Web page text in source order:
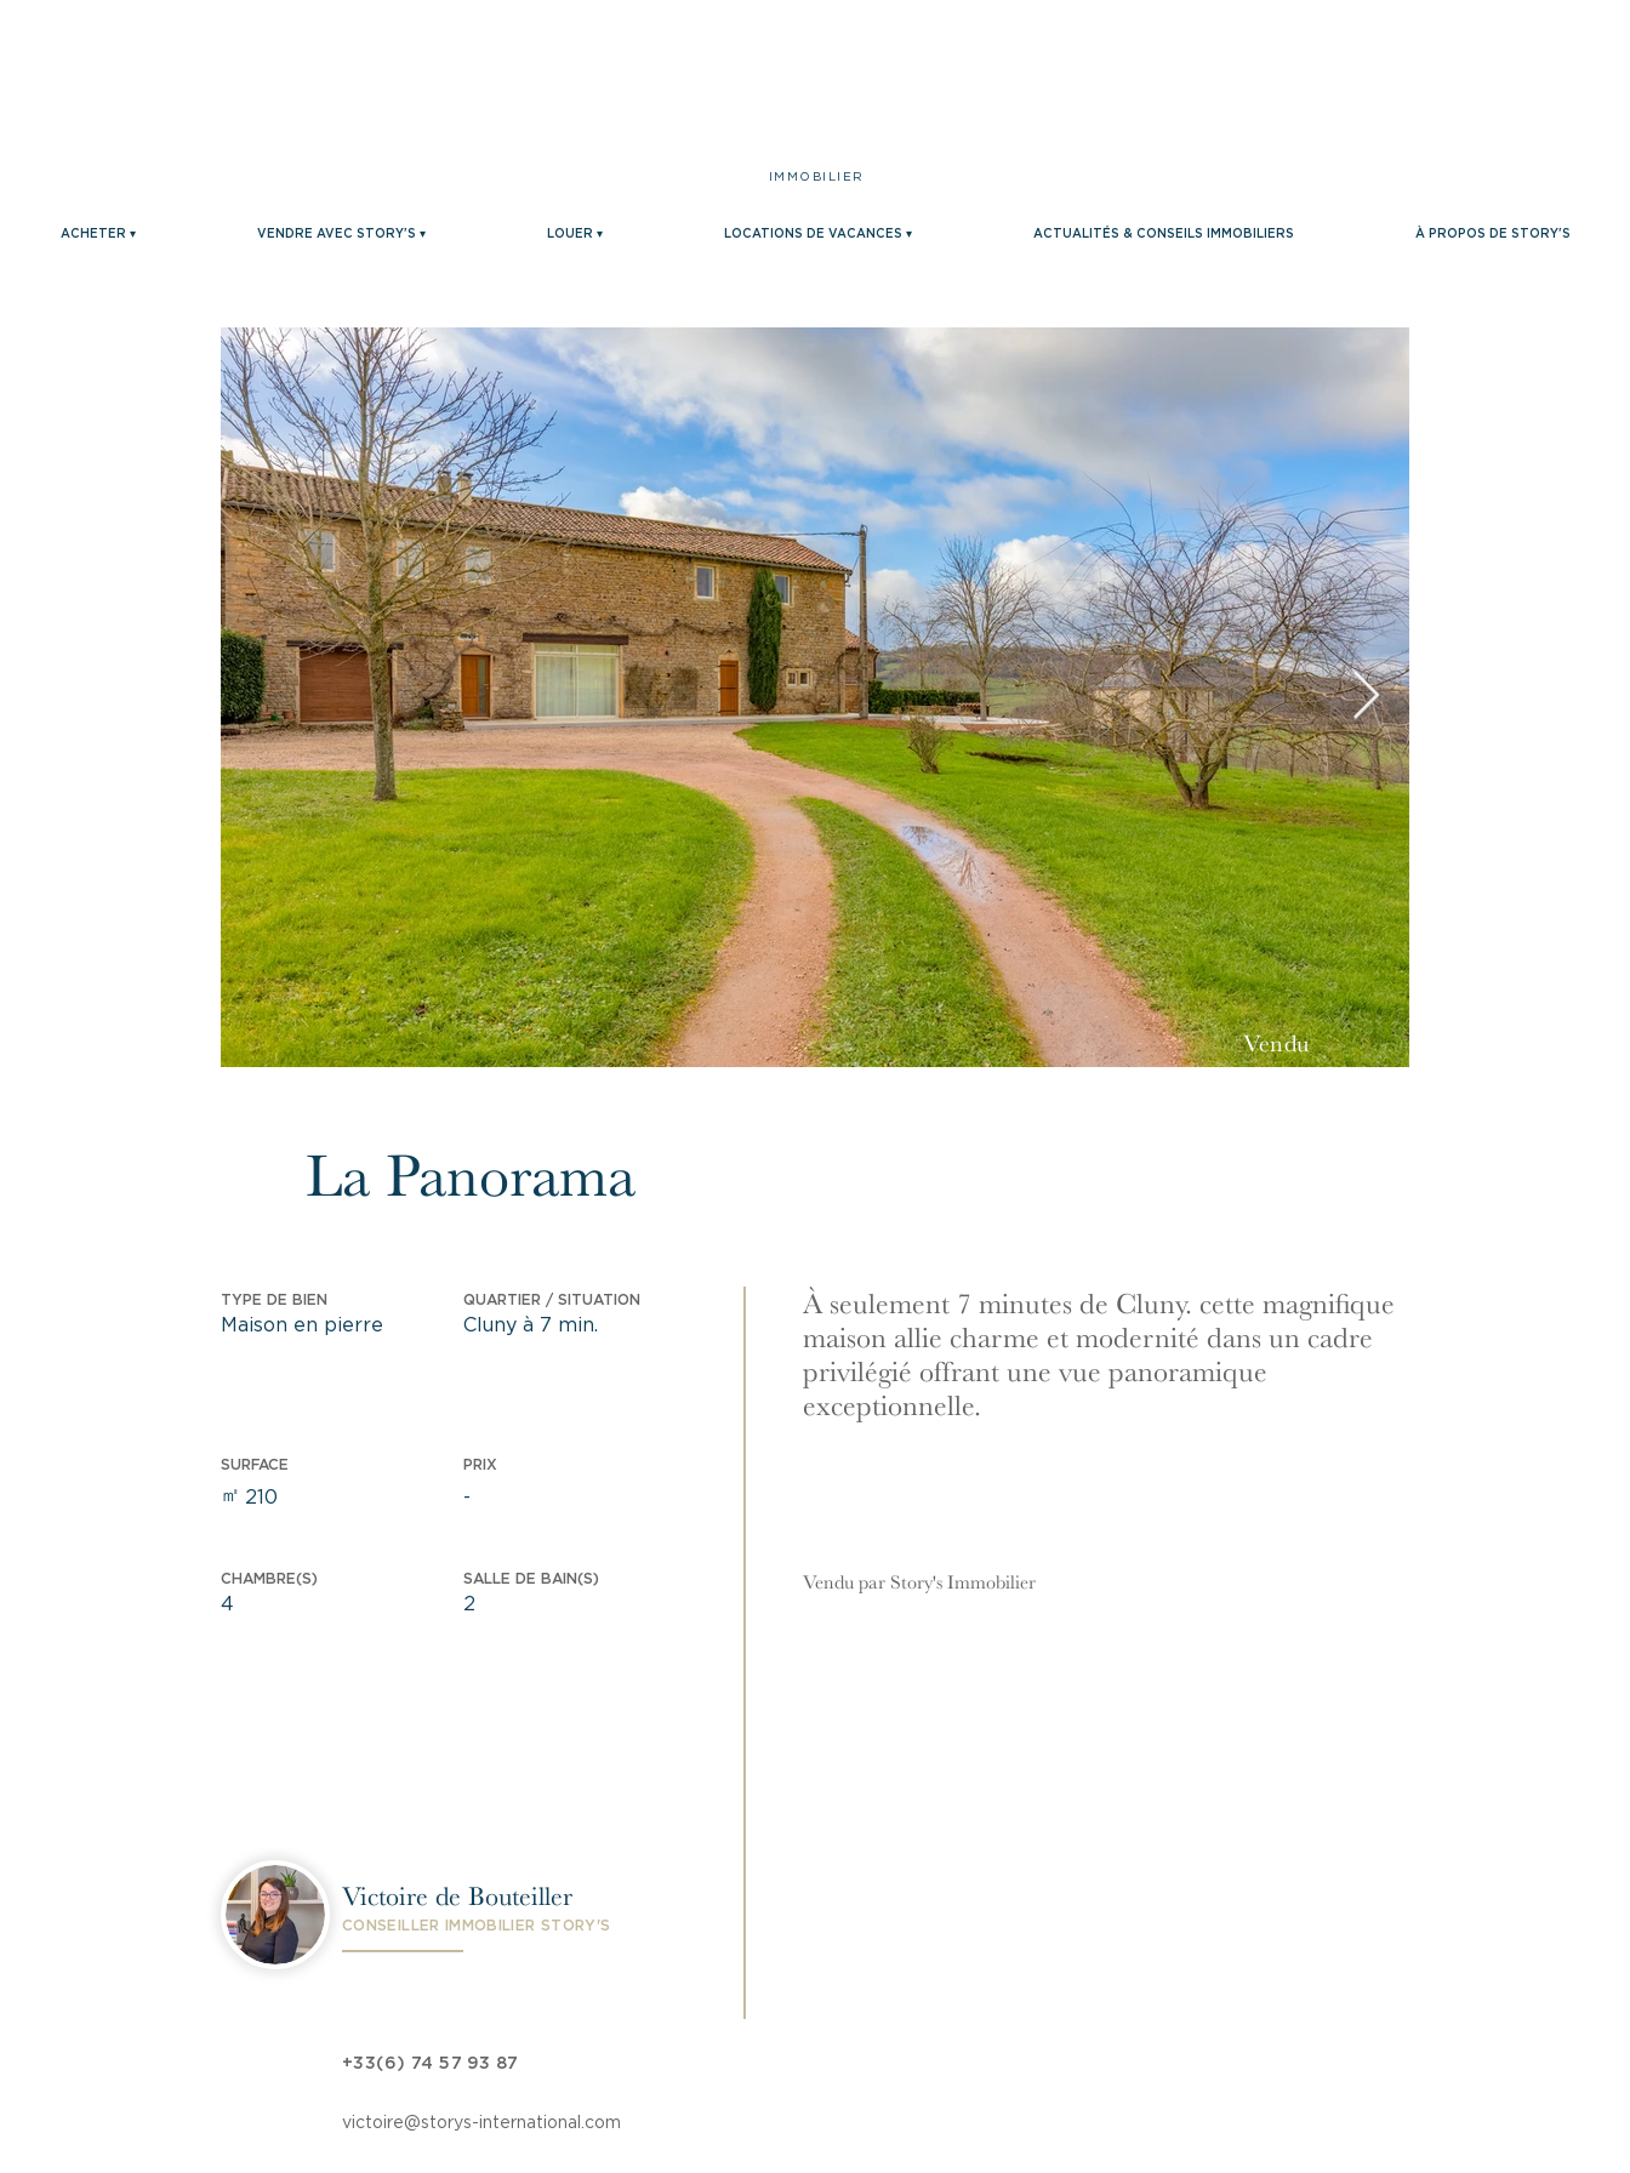
IMMOBILIER
ACHETER ▾ VENDRE AVEC STORY'S ▾ LOUER ▾ LOCATIONS DE VACANCES ▾ ACTUALITÉS & CONSEILS IMMOBILIERS À PROPOS DE STORY'S
Vendu
La Panorama
TYPE DE BIEN
Maison en pierre
SURFACE
㎡ 210
CHAMBRE(S)
4
QUARTIER / SITUATION
Cluny à 7 min.
PRIX
-
SALLE DE BAIN(S)
2
Victoire de Bouteiller
CONSEILLER IMMOBILIER STORY'S
+33(6) 74 57 93 87
victoire@storys-international.com
À seulement 7 minutes de Cluny. cette magnifique
maison allie charme et modernité dans un cadre
privilégié offrant une vue panoramique
exceptionnelle.
Vendu par Story's Immobilier